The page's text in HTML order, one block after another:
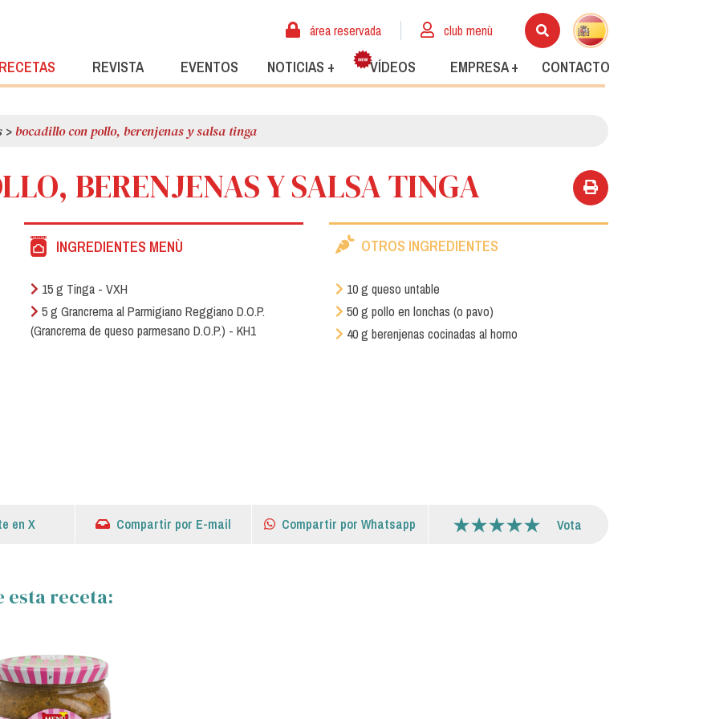
área reservada club menù
RECETAS REVISTA EVENTOS NOTICIAS + VÍDEOS EMPRESA + CONTACTO
> bocadillo con pollo, berenjenas y salsa tinga
BERENJENAS Y SALSA TINGA
INGREDIENTES MENÙ
15 g Tinga - VXH
5 g Grancrema al Parmigiano Reggiano D.O.P.
(Grancrema de queso parmesano D.O.P.) - KH1
OTROS INGREDIENTES
10 g queso untable
50 g pollo en lonchas (o pavo)
40 g berenjenas cocinadas al horno
en X Compartir por E-mail Compartir por Whatsapp Vota
esta receta: